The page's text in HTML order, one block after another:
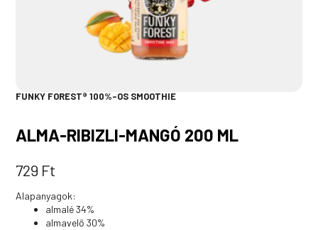
FUNKY FOREST® 100%-OS SMOOTHIE
ALMA-RIBIZLI-MANGÓ 200 ML
729 Ft
Alapanyagok:
almalé 34%
almavelő 30%